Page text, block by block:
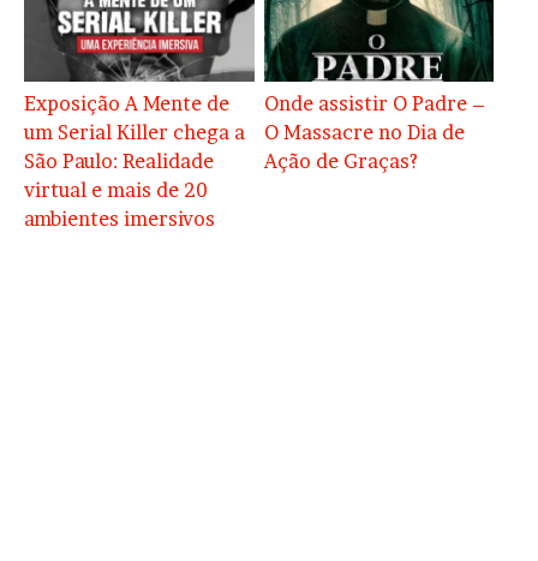
Exposição A Mente de
um Serial Killer chega a
São Paulo: Realidade
virtual e mais de 20
ambientes imersivos
Onde assistir O Padre –
O Massacre no Dia de
Ação de Graças?